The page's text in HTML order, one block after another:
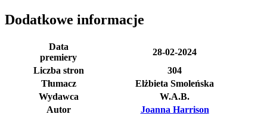
Dodatkowe informacje
Data
premiery
28-02-2024
Liczba stron
304
Tłumacz
Elżbieta Smoleńska
Wydawca
W.A.B.
Autor
Joanna Harrison